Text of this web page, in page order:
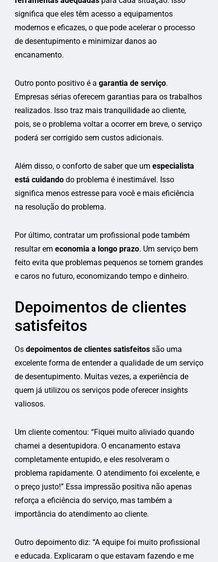
significa que eles têm acesso a equipamentos
modernos e eficazes, o que pode acelerar o processo
de desentupimento e minimizar danos ao
encanamento.
Outro ponto positivo é a garantia de serviço.
Empresas sérias oferecem garantias para os trabalhos
realizados. Isso traz mais tranquilidade ao cliente,
pois, se o problema voltar a ocorrer em breve, o serviço
poderá ser corrigido sem custos adicionais.
Além disso, o conforto de saber que um especialista
está cuidando do problema é inestimável. Isso
significa menos estresse para você e mais eficiência
na resolução do problema.
Por último, contratar um profissional pode também
resultar em economia a longo prazo. Um serviço bem
feito evita que problemas pequenos se tornem grandes
e caros no futuro, economizando tempo e dinheiro.
Depoimentos de clientes
satisfeitos
Os depoimentos de clientes satisfeitos são uma
excelente forma de entender a qualidade de um serviço
de desentupimento. Muitas vezes, a experiência de
quem já utilizou os serviços pode oferecer insights
valiosos.
Um cliente comentou: “Fiquei muito aliviado quando
chamei a desentupidora. O encanamento estava
completamente entupido, e eles resolveram o
problema rapidamente. O atendimento foi excelente, e
o preço justo!” Essa impressão positiva não apenas
reforça a eficiência do serviço, mas também a
importância do atendimento ao cliente.
Outro depoimento diz: “A equipe foi muito profissional
e educada. Explicaram o que estavam fazendo e me